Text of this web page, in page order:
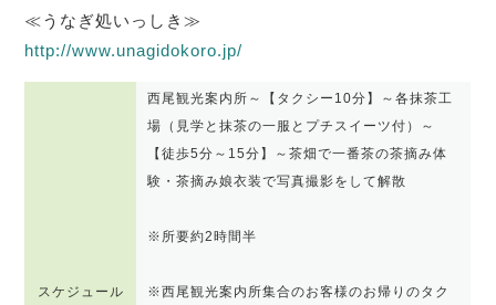
≪うなぎ処いっしき≫
http://www.unagidokoro.jp/
スケジュール
西尾観光案内所～【タクシー10分】～各抹茶工
場（見学と抹茶の一服とプチスイーツ付）～
【徒歩5分～15分】～茶畑で一番茶の茶摘み体
験・茶摘み娘衣装で写真撮影をして解散
※所要約2時間半
※西尾観光案内所集合のお客様のお帰りのタク